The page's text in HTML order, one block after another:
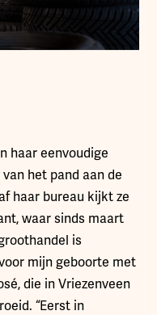
haar eenvoudige
het pand aan de
haar bureau kijkt ze
waar sinds maart
is
mijn geboorte met
die in Vriezenveen
“Eerst in